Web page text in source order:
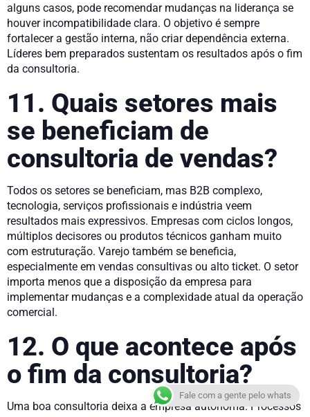
alguns casos, pode recomendar mudanças na liderança se
houver incompatibilidade clara. O objetivo é sempre
fortalecer a gestão interna, não criar dependência externa.
Líderes bem preparados sustentam os resultados após o fim
da consultoria.
11. Quais setores mais
se beneficiam de
consultoria de vendas?
Todos os setores se beneficiam, mas B2B complexo,
tecnologia, serviços profissionais e indústria veem
resultados mais expressivos. Empresas com ciclos longos,
múltiplos decisores ou produtos técnicos ganham muito
com estruturação. Varejo também se beneficia,
especialmente em vendas consultivas ou alto ticket. O setor
importa menos que a disposição da empresa para
implementar mudanças e a complexidade atual da operação
comercial.
12. O que acontece após
o fim da consultoria?
Uma boa consultoria deixa a empresa autônoma. Processos
Fale com a gente pelo whats